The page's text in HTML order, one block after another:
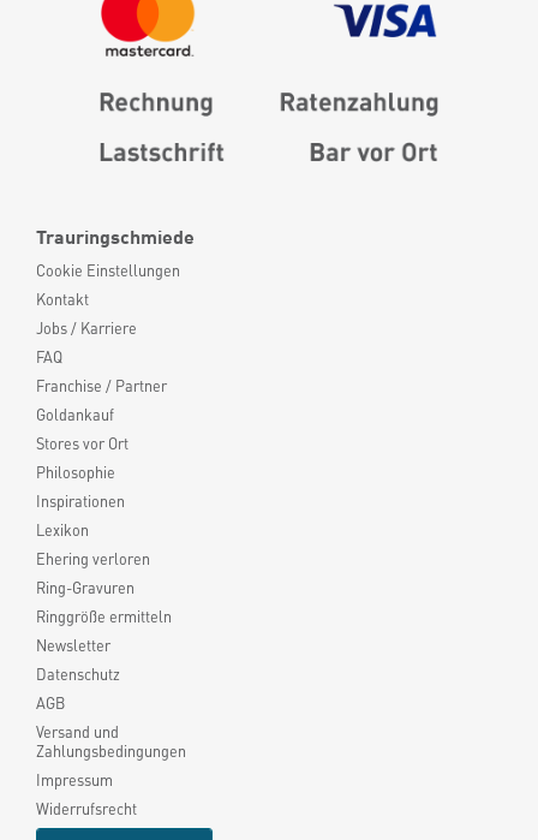
Trauringschmiede
Cookie Einstellungen
Kontakt
Jobs / Karriere
FAQ
Franchise / Partner
Goldankauf
Stores vor Ort
Philosophie
Inspirationen
Lexikon
Ehering verloren
Ring-Gravuren
Ringgröße ermitteln
Newsletter
Datenschutz
AGB
Versand und
Zahlungsbedingungen
Impressum
Widerrufsrecht